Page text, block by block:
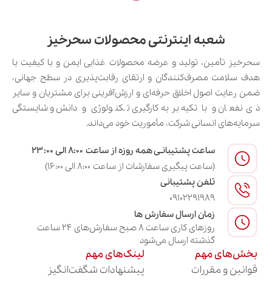
شعبه اینترنتی محصولات سحرخیز
سحرخیز تأمین، تولید و عرضه محصولات غذایی ایمن و با کیفیت با
هدف سلامت مصرف‌کنندگان و ارتقای رقابت‌پذیری در سطح جهانی،
ضمن رعایت اصول اخلاق حرفه‌ای و ارزش‌آفرینی برای مشتریان و سایر
ذی‌نفعان و با تکیه بر به‌کارگیری تکنولوژی و دانش و شایستگی
سرمایه‌های انسانی شرکت، مأموریت خود می‌داند.
ساعت پشتیبانـی همه روزه از ساعت ۸:۰۰ الی ۲۳:۰۰
(ساعت پیگیری سفارشات از ساعت ۸:۰۰ الی ۱۶:۰۰)
تلفن پشتیبانی
09102291989
زمان ارسال سفارش ها
روزهای کاری ساعت ۸ صبح سفارش‌های ۲۴ ساعت
گذشته ارسال می‌شود
بخش‌های مهم
قوانین و مقررات
لینک‌های مهم
پیشنهادات شگفت‌انگیز